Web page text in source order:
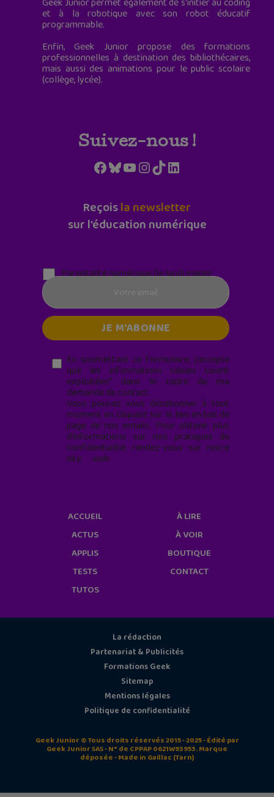
et à la robotique avec son robot éducatif
programmable.
Enfin, Geek Junior propose des formations
professionnelles à destination des bibliothécaires,
mais aussi des animations pour le public scolaire
(collège, lycée).
Suivez-nous !
Facebook
Bluesky
YouTube
Instagram
TikTokLinkedIn
Reçoisla newsletter
sur l'éducation numérique
Parentalité numérique (le lundi matin)
En soumettant ce formulaire, j’accepte
que les informations saisies soient
exploitées* dans le cadre de ma
demande de contact.
Vous pouvez vous désabonner à tout
moment en cliquant sur le lien en bas de
page de nos emails. Pour obtenir plus
d'informations sur nos pratiques de
confidentialité, rendez-vous sur notre
site web
ACCUEIL
ACTUS
APPLIS
TESTS
TUTOS
À LIRE
À VOIR
BOUTIQUE
CONTACT
La rédaction
Partenariat & Publicités
Formations Geek
Sitemap
Mentions légales
Politique de confidentialité
Geek Junior © Tous droits réservés 2015 - 2025 - Édité par
Geek Junior SAS - N° de CPPAP 0621W93953. Marque
déposée - Made in Gaillac (Tarn)